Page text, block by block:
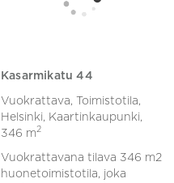
Kasarmikatu 44
Vuokrattava, Toimistotila,
Helsinki, Kaartinkaupunki,
346 m2
Vuokrattavana tilava 346 m2
huonetoimistotila, joka